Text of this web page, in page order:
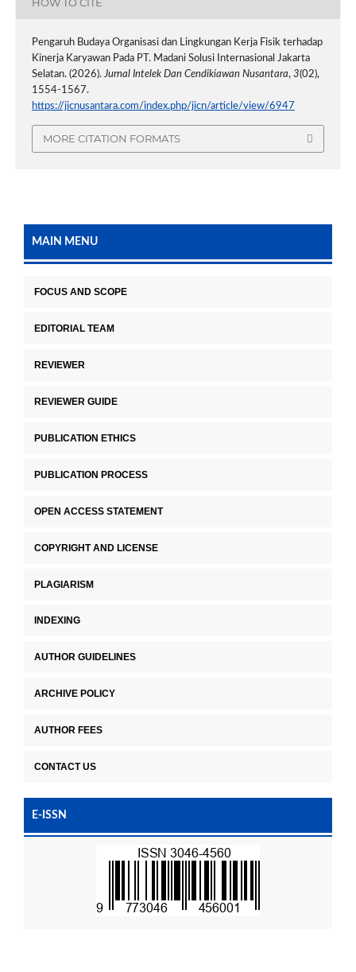
Pengaruh Budaya Organisasi dan Lingkungan Kerja Fisik terhadap
Kinerja Karyawan Pada PT. Madani Solusi Internasional Jakarta
Selatan. (2026).Jurnal Intelek Dan Cendikiawan Nusantara, 3(02),
1554-1567.
https://jicnusantara.com/index.php/jicn/article/view/6947
MORE CITATION FORMATS
MAIN MENU
FOCUS AND SCOPE
EDITORIAL TEAM
REVIEWER
REVIEWER GUIDE
PUBLICATION ETHICS
PUBLICATION PROCESS
OPEN ACCESS STATEMENT
COPYRIGHT AND LICENSE
PLAGIARISM
INDEXING
AUTHOR GUIDELINES
ARCHIVE POLICY
AUTHOR FEES
CONTACT US
E-ISSN